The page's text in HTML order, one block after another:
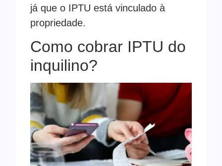
já que o IPTU está vinculado à
propriedade.
Como cobrar IPTU do
inquilino?